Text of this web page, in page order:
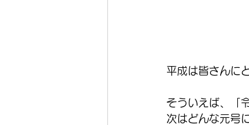
平成は皆さんに
そういえば、「
次はどんな元号